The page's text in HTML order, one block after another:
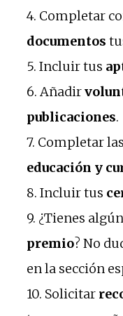
4. Completar
documentos
5. Incluir tus
6. Añadir
publicaciones.
7. Completar
educación y
8. Incluir tus
9. ¿Tienes algún
premio? No
en la sección
10. Solicitar